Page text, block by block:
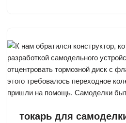
токарь для